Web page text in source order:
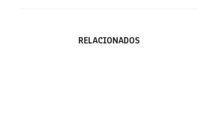
RELACIONADOS